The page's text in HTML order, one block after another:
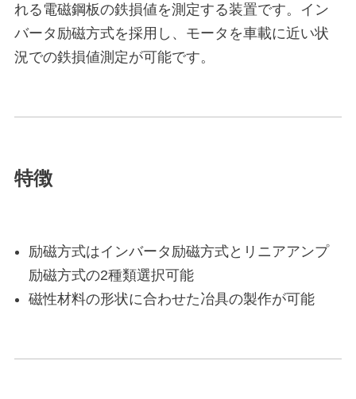
れる電磁鋼板の鉄損値を測定する装置です。イン
バータ励磁方式を採用し、モータを車載に近い状
況での鉄損値測定が可能です。
特徴
励磁方式はインバータ励磁方式とリニアアンプ
励磁方式の2種類選択可能
磁性材料の形状に合わせた冶具の製作が可能